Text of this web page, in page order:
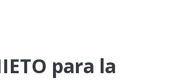
para la